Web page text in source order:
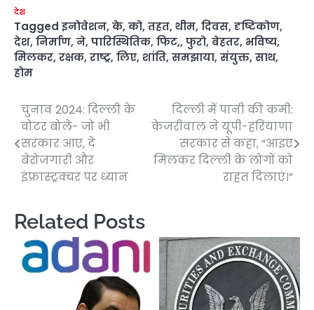
देश
Tagged इनोवेशन, के, को, तहत, थीम, दिवस, दृष्टिकोण,
देश, निर्माण, ने, पारिस्थितिक, फिट,, फुरो, बेहतर, भविष्य,
मिलकर, रक्षक, राष्ट्र, लिए, शांति, समझाया, संयुक्त, साथ,
होम
Post
navigation
चुनाव 2024: दिल्ली के
वोटर बोले- जो भी
सरकार आए, दे
बेरोजगारी और
इंफ्रास्ट्रक्चर पर ध्यान
दिल्ली में पानी की कमी:
केजरीवाल ने यूपी-हरियाणा
सरकार से कहा, “आइए
मिलकर दिल्ली के लोगों को
राहत दिलाएं।”
Related Posts